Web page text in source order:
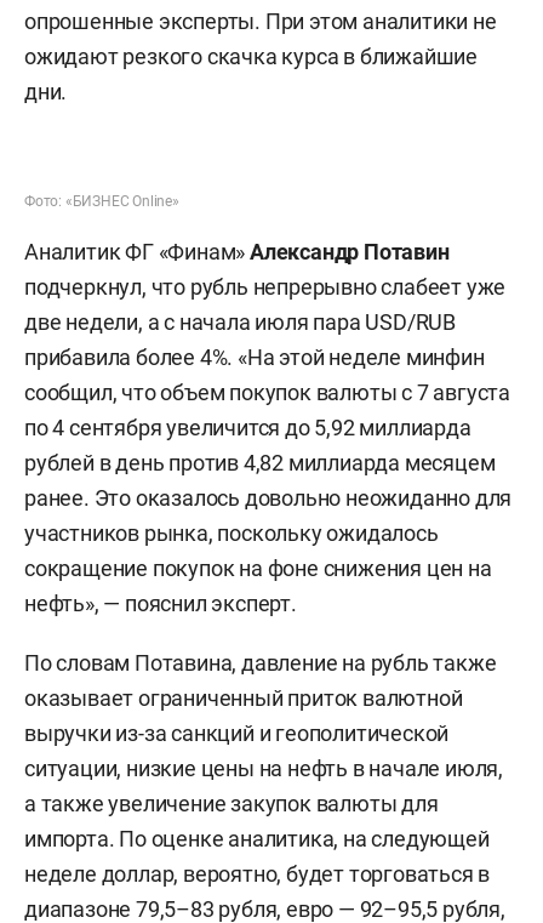
опрошенные эксперты. При этом аналитики не
ожидают резкого скачка курса в ближайшие
дни.
Фото: «БИЗНЕС Online»
Аналитик ФГ «Финам»Александр Потавин
подчеркнул, что рубль непрерывно слабеет уже
две недели, а с начала июля пара USD/RUB
прибавила более 4%. «На этой неделе минфин
сообщил, что объем покупок валюты с 7 августа
по 4 сентября увеличится до 5,92 миллиарда
рублей в день против 4,82 миллиарда месяцем
ранее. Это оказалось довольно неожиданно для
участников рынка, поскольку ожидалось
сокращение покупок на фоне снижения цен на
нефть», — пояснил эксперт.
По словам Потавина, давление на рубль также
оказывает ограниченный приток валютной
выручки из-за санкций и геополитической
ситуации, низкие цены на нефть в начале июля,
а также увеличение закупок валюты для
импорта. По оценке аналитика, на следующей
неделе доллар, вероятно, будет торговаться в
диапазоне 79,5–83 рубля, евро — 92–95,5 рубля,